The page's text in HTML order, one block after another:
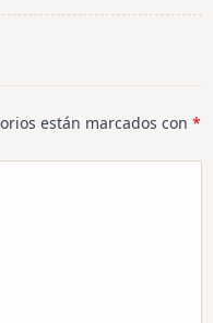
están marcados con *